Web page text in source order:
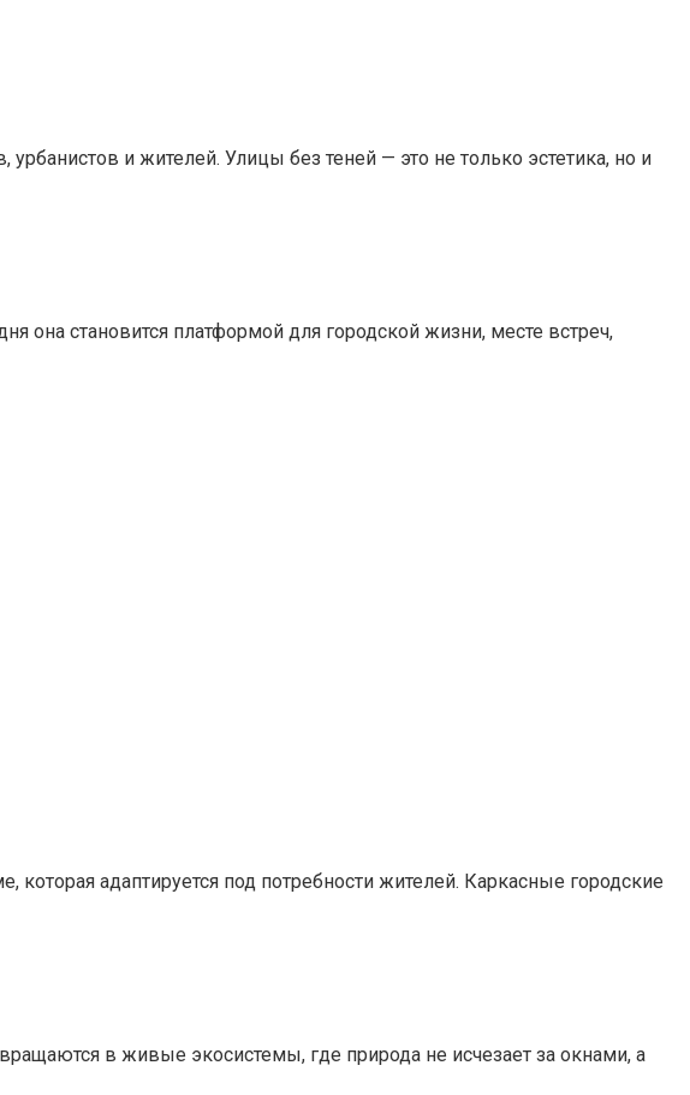
и жителей. Улицы без теней — это не только эстетика, но и
она становится платформой для городской жизни, месте встреч,
которая адаптируется под потребности жителей. Каркасные городские
в живые экосистемы, где природа не исчезает за окнами, а